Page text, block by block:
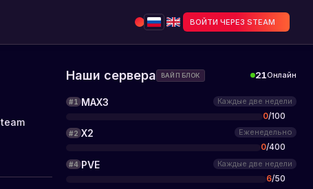
ВОЙТИ ЧЕРЕЗ STEAM
Наши сервера ВАЙП БЛОК 21Онлайн
#1 MAX3 Каждые две недели
0/100
#2 X2 Еженедельно
0/400
#4 PVE Каждые две недели
6/50